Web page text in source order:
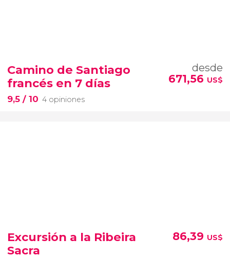
Camino de Santiago
francés en 7 días
9,5 / 10 4 opiniones
desde
671,56 US$
Excursión a la Ribeira
Sacra
86,39 US$